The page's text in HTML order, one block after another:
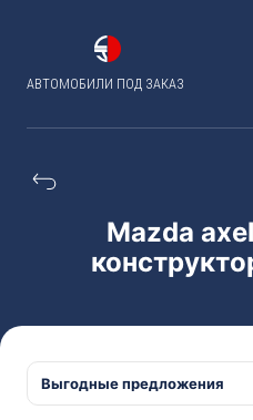
АВТОМОБИЛИ ПОД ЗАКАЗ
Mazda